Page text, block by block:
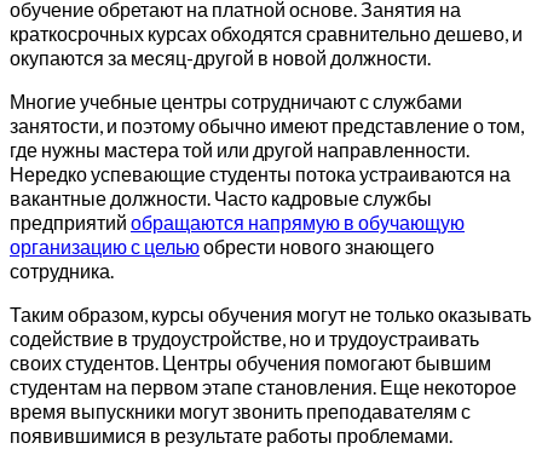
обучение обретают на платной основе. Занятия на
краткосрочных курсах обходятся сравнительно дешево, и
окупаются за месяц-другой в новой должности.
Многие учебные центры сотрудничают с службами
занятости, и поэтому обычно имеют представление о том,
где нужны мастера той или другой направленности.
Нередко успевающие студенты потока устраиваются на
вакантные должности. Часто кадровые службы
предприятий обращаются напрямую в обучающую
организацию с цельюобрести нового знающего
сотрудника.
Таким образом, курсы обучения могут не только оказывать
содействие в трудоустройстве, но и трудоустраивать
своих студентов. Центры обучения помогают бывшим
студентам на первом этапе становления. Еще некоторое
время выпускники могут звонить преподавателям с
появившимися в результате работы проблемами.